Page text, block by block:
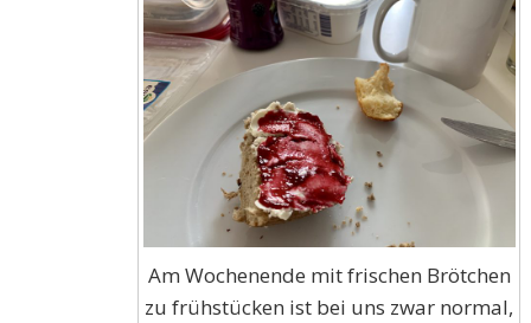
Am Wochenende mit frischen Brötchen
zu frühstücken ist bei uns zwar normal,